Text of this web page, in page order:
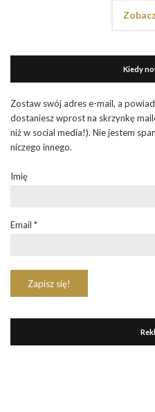
Kiedy
Zostaw swój adres e-mail, a
dostaniesz wprost na skrzynkę
niż w social media!). Nie jestem
niczego innego.
Imię
Email *